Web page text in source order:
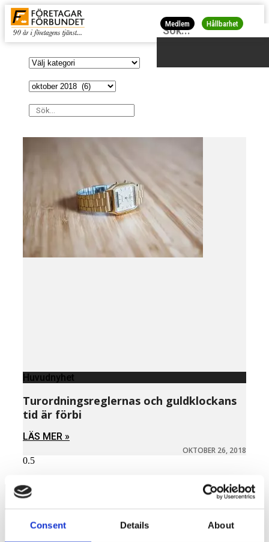
Consent Details About
Medlem Hållbarhet
Huvudnyhet
Turordningsreglernas och guldklockans
tid är förbi
LÄS MER »
OKTOBER 26, 2018
Näringspolitik